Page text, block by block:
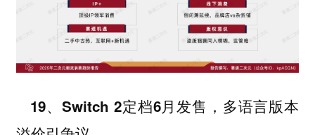
19、Switch 2定档6月发售，多语言版本